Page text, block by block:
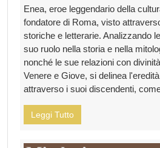
Enea, eroe leggendario della
fondatore di Roma, visto
storiche e letterarie. Analizzando
suo ruolo nella storia e nella
nonché le sue relazioni con
Venere e Giove, si delinea
attraverso i suoi discendenti,
Leggi Tutto